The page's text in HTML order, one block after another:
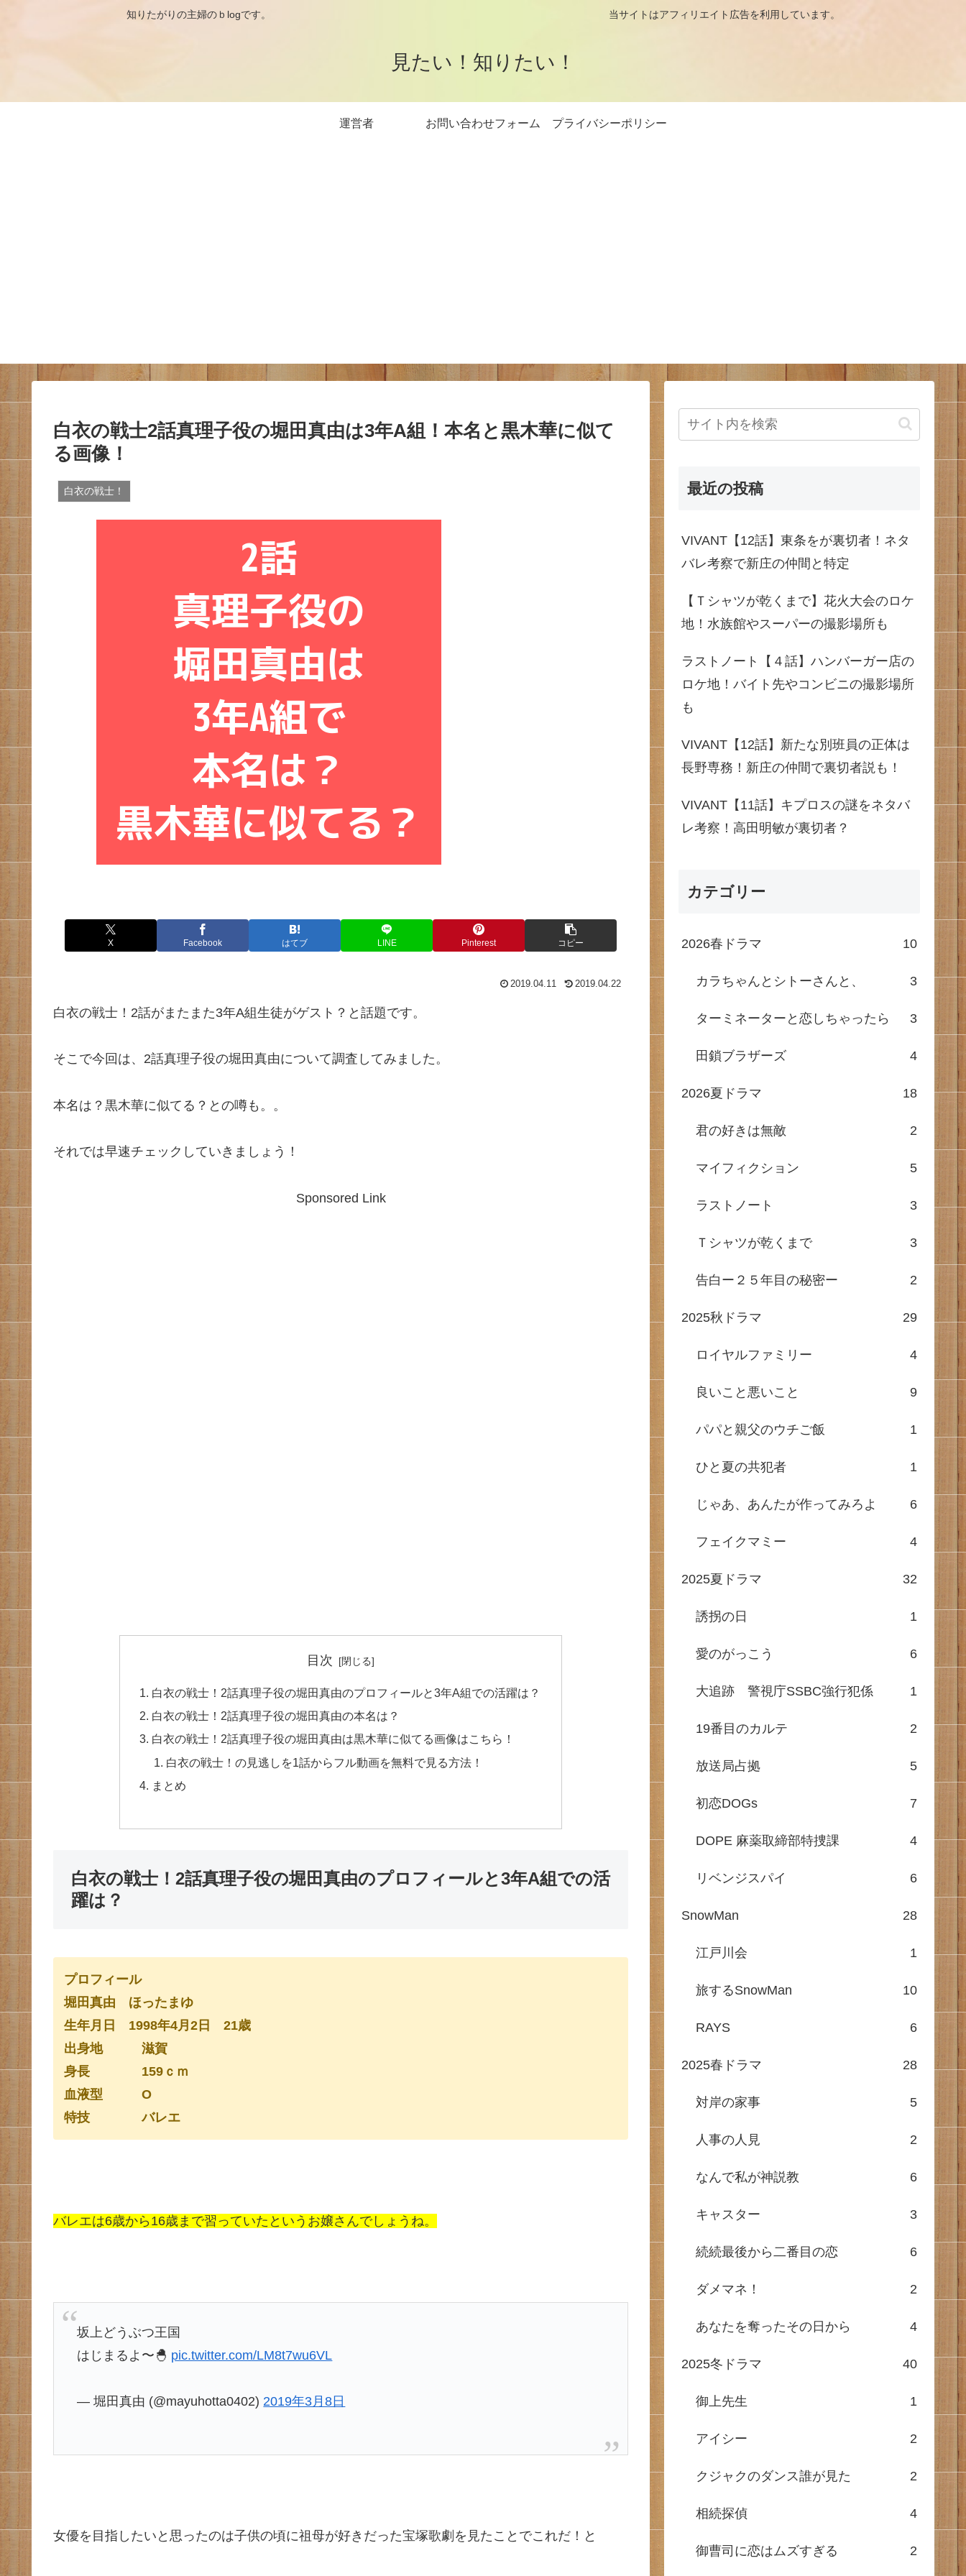
知りたがりの主婦のｂlogです。 当サイトはアフィリエイト広告を利用しています。
見たい！知りたい！
運営者 お問い合わせフォーム プライバシーポリシー
白衣の戦士2話真理子役の堀田真由は3年A組！本名と黒木華に似て
る画像！
白衣の戦士！
X Facebook はてブ LINE Pinterest コピー
2019.04.11 2019.04.22
白衣の戦士！2話がまたまた3年A組生徒がゲスト？と話題です。
そこで今回は、2話真理子役の堀田真由について調査してみました。
本名は？黒木華に似てる？との噂も。。
それでは早速チェックしていきましょう！
Sponsored Link
目次
白衣の戦士！2話真理子役の堀田真由のプロフィールと3年A組での活躍は？
白衣の戦士！2話真理子役の堀田真由の本名は？
白衣の戦士！2話真理子役の堀田真由は黒木華に似てる画像はこちら！
白衣の戦士！の見逃しを1話からフル動画を無料で見る方法！
まとめ
白衣の戦士！2話真理子役の堀田真由のプロフィールと3年A組での活
躍は？
プロフィール
堀田真由 ほったまゆ
生年月日 1998年4月2日 21歳
出身地 滋賀
身長 159ｃｍ
血液型 O
特技 バレエ
バレエは6歳から16歳まで習っていたというお嬢さんでしょうね。
坂上どうぶつ王国
はじまるよ〜🐣 pic.twitter.com/LM8t7wu6VL
— 堀田真由 (@mayuhotta0402) 2019年3月8日
女優を目指したいと思ったのは子供の頃に祖母が好きだった宝塚歌劇を見たことでこれだ！と
最近の投稿
VIVANT【12話】東条をが裏切者！ネタ
バレ考察で新庄の仲間と特定
【Ｔシャツが乾くまで】花火大会のロケ
地！水族館やスーパーの撮影場所も
ラストノート【４話】ハンバーガー店の
ロケ地！バイト先やコンビニの撮影場所
も
VIVANT【12話】新たな別班員の正体は
長野専務！新庄の仲間で裏切者説も！
VIVANT【11話】キプロスの謎をネタバ
レ考察！高田明敏が裏切者？
カテゴリー
2026春ドラマ 10
カラちゃんとシトーさんと、 3
ターミネーターと恋しちゃったら 3
田鎖ブラザーズ 4
2026夏ドラマ 18
君の好きは無敵 2
マイフィクション 5
ラストノート 3
Ｔシャツが乾くまで 3
告白ー２５年目の秘密ー 2
2025秋ドラマ 29
ロイヤルファミリー 4
良いこと悪いこと 9
パパと親父のウチご飯 1
ひと夏の共犯者 1
じゃあ、あんたが作ってみろよ 6
フェイクマミー 4
2025夏ドラマ 32
誘拐の日 1
愛のがっこう 6
大追跡 警視庁SSBC強行犯係 1
19番目のカルテ 2
放送局占拠 5
初恋DOGs 7
DOPE 麻薬取締部特捜課 4
リベンジスパイ 6
SnowMan 28
江戸川会 1
旅するSnowMan 10
RAYS 6
2025春ドラマ 28
対岸の家事 5
人事の人見 2
なんで私が神説教 6
キャスター 3
続続最後から二番目の恋 6
ダメマネ！ 2
あなたを奪ったその日から 4
2025冬ドラマ 40
御上先生 1
アイシー 2
クジャクのダンス誰が見た 2
相続探偵 4
御曹司に恋はムズすぎる 2